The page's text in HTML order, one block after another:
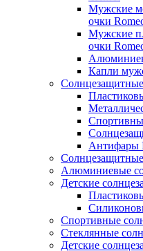
Мужские
очки
Мужские
очки
Капли
Aнтифары
Алюминиевые
Детские
Спортивные
Стеклянные
Детские